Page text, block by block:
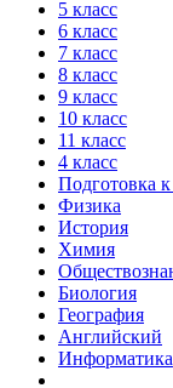
5 класс
6 класс
7 класс
8 класс
9 класс
10 класс
11 класс
4 класс
Подготовка
Физика
История
Химия
Биология
География
Английский
Информатика